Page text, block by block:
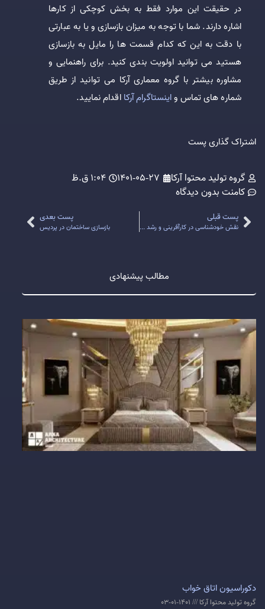
در حقیقت این موارد فقط به بخش کوچکی از کارها
اشاره دارند. شما با توجه به میزان بازسازی و یا به عبارتی
با دقت به این که کدام قسمت ها را مایل به بازسازی
هستید می توانید اولویت بندی کنید. برای راهنمایی و
مشاوره بیشتر با گروه معماری آرکا می توانید از طریق
شماره های تماس واینستاگرام آرکا اقدام نمایید.
اشتراک گذاری پست
گروه تولید محتوا آرکا 1401-05-27
1:04 ق.ظ
کامنتبدون دیدگاه
پست قبلی
نقش خودشناسی در کارآفرینی و رشد کسب و کارها
پست بعدی
بازسازی ساختمان در پردیس
مطالب پیشنهادی
دکوراسیون اتاق خواب
گروه تولید محتوا آرکا